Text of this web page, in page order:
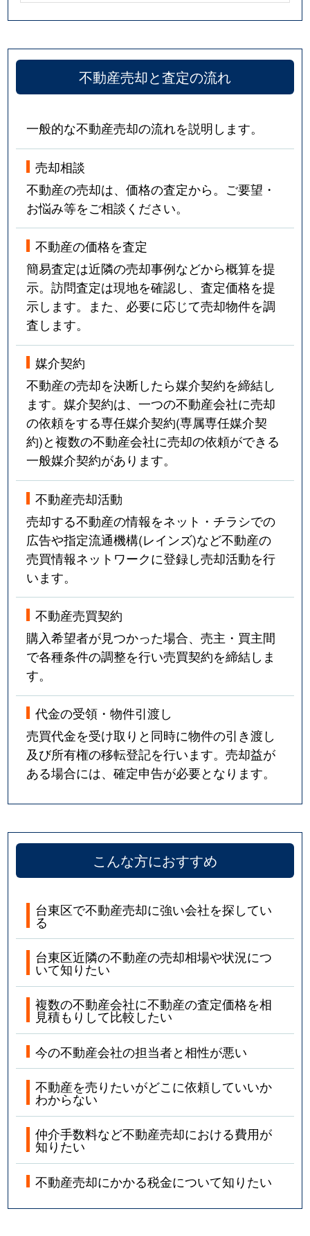
不動産売却と査定の流れ
一般的な不動産売却の流れを説明します。
売却相談
不動産の売却は、価格の査定から。ご要望・
お悩み等をご相談ください。
不動産の価格を査定
簡易査定は近隣の売却事例などから概算を提
示。訪問査定は現地を確認し、査定価格を提
示します。また、必要に応じて売却物件を調
査します。
媒介契約
不動産の売却を決断したら媒介契約を締結し
ます。媒介契約は、一つの不動産会社に売却
の依頼をする専任媒介契約(専属専任媒介契
約)と複数の不動産会社に売却の依頼ができる
一般媒介契約があります。
不動産売却活動
売却する不動産の情報をネット・チラシでの
広告や指定流通機構(レインズ)など不動産の
売買情報ネットワークに登録し売却活動を行
います。
不動産売買契約
購入希望者が見つかった場合、売主・買主間
で各種条件の調整を行い売買契約を締結しま
す。
代金の受領・物件引渡し
売買代金を受け取りと同時に物件の引き渡し
及び所有権の移転登記を行います。売却益が
ある場合には、確定申告が必要となります。
こんな方におすすめ
台東区で不動産売却に強い会社を探してい
る
台東区近隣の不動産の売却相場や状況につ
いて知りたい
複数の不動産会社に不動産の査定価格を相
見積もりして比較したい
今の不動産会社の担当者と相性が悪い
不動産を売りたいがどこに依頼していいか
わからない
仲介手数料など不動産売却における費用が
知りたい
不動産売却にかかる税金について知りたい